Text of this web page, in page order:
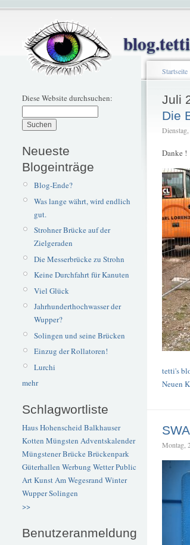
Diese Website durchsuchen:
Neueste
Blogeinträge
Blog-Ende?
Was lange währt, wird endlich
gut.
Strohner Brücke auf der
Zielgeraden
Die Messerbrücke zu Strohn
Keine Durchfahrt für Kanuten
Viel Glück
Jahrhunderthochwasser der
Wupper?
Solingen und seine Brücken
Einzug der Rollatoren!
Lurchi
mehr
Schlagwortliste
Haus Hohenscheid Balkhauser
Kotten Müngsten Adventskalender
Müngstener BrückeBrückenpark
Güterhallen Werbung WetterPublic
ArtKunstAm Wegesrand Winter
WupperSolingen
>>
Benutzeranmeldung
Startseite
Juli
Die
Danke !
tetti's
Neuen
Montag,